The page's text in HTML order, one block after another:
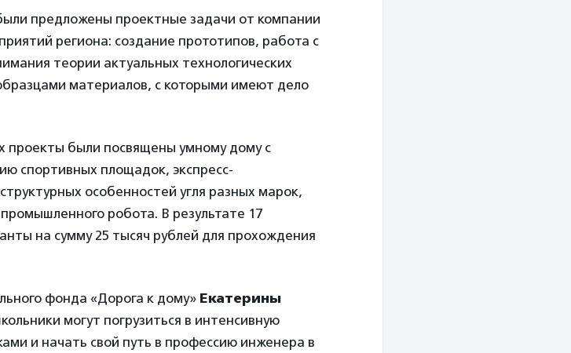
предложены проектные задачи от компании
региона: создание прототипов, работа с
теории актуальных технологических
материалов, с которыми имеют дело
проекты были посвящены умному дому с
спортивных площадок, экспресс-
особенностей угля разных марок,
робота. В результате 17
на сумму 25 тысяч рублей для прохождения
фонда «Дорога к дому» Екатерины
могут погрузиться в интенсивную
и начать свой путь в профессию инженера в